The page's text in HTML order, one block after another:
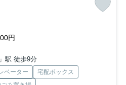
円
駅 徒歩9分
ベーター
宅配ボックス